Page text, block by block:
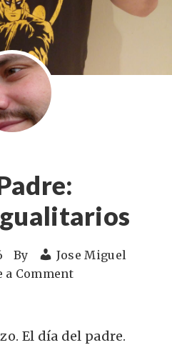
By
Jose Miguel
a Comment
El día del padre.